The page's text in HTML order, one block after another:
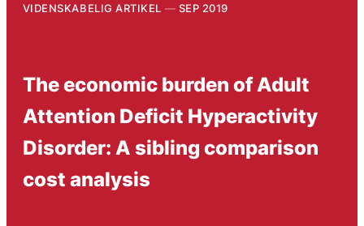
VIDENSKABELIG ARTIKEL SEP 2019
The economic burden of Adult
Attention Deficit Hyperactivity
Disorder: A sibling comparison
cost analysis